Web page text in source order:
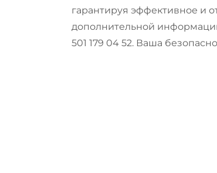
гарантируя эффективное и
дополнительной
501 179 04 52. Ваша